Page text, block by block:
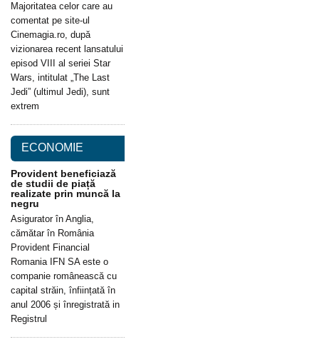
Majoritatea celor care au
comentat pe site-ul
Cinemagia.ro, după
vizionarea recent lansatului
episod VIII al seriei Star
Wars, intitulat „The Last
Jedi” (ultimul Jedi), sunt
extrem
ECONOMIE
Provident beneficiază
de studii de piață
realizate prin muncă la
negru
Asigurator în Anglia,
cămătar în România
Provident Financial
Romania IFN SA este o
companie românească cu
capital străin, înființată în
anul 2006 și înregistrată in
Registrul